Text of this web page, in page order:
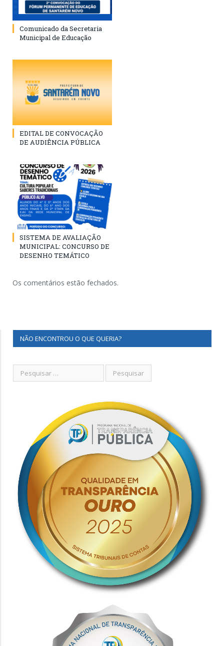
Comunicado da Secretaria
Municipal de Educação
EDITAL DE CONVOCAÇÃO
DE AUDIÊNCIA PÚBLICA
SISTEMA DE AVALIAÇÃO
MUNICIPAL: CONCURSO DE
DESENHO TEMÁTICO
Os comentários estão fechados.
NÃO ENCONTROU O QUE QUERIA?